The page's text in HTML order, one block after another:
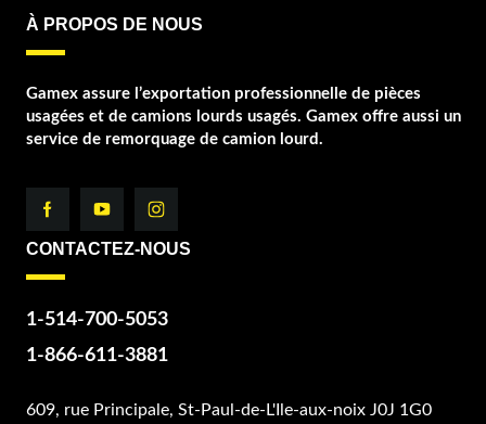
À PROPOS DE NOUS
Gamex assure l’exportation professionnelle de pièces
usagées et de camions lourds usagés. Gamex offre aussi un
service de remorquage de camion lourd.
CONTACTEZ-NOUS
1-514-700-5053
1-866-611-3881
609, rue Principale, St-Paul-de-L'Ile-aux-noix J0J 1G0